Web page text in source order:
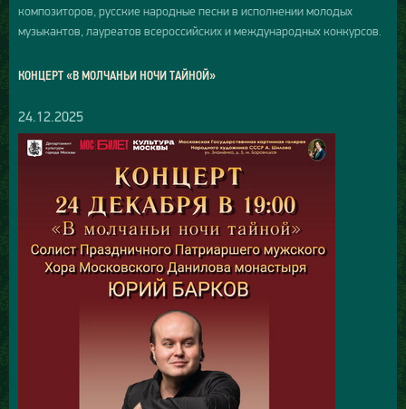
композиторов, русские народные песни в исполнении молодых
музыкантов, лауреатов всероссийских и международных конкурсов.
КОНЦЕРТ «В МОЛЧАНЬИ НОЧИ ТАЙНОЙ»
24.12.2025